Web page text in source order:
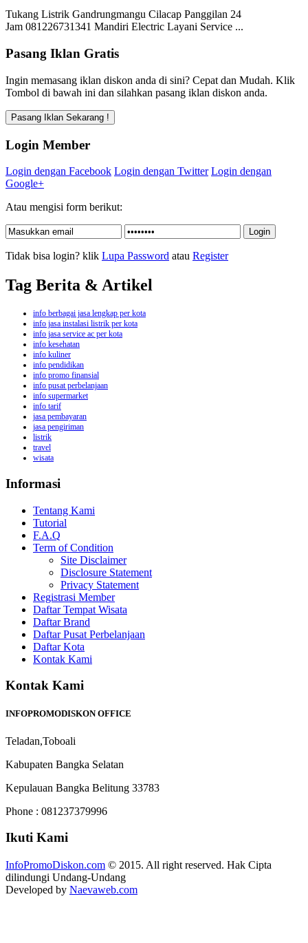
Tukang Listrik Gandrungmangu Cilacap Panggilan 24
Jam 081226731341 Mandiri Electric Layani Service ...
Pasang Iklan Gratis
Ingin memasang iklan diskon anda di sini? Cepat dan Mudah. Klik
Tombol di bawah ini dan silahkan pasang iklan diskon anda.
Login Member
Login dengan Facebook Login dengan Twitter Login dengan
Google+
Atau mengisi form berikut:
Tidak bisa login? klik Lupa Password atau Register
Tag Berita & Artikel
info berbagai jasa lengkap per kota
info jasa instalasi listrik per kota
info jasa service ac per kota
info kesehatan
info kuliner
info pendidikan
info promo finansial
info pusat perbelanjaan
info supermarket
info tarif
jasa pembayaran
jasa pengiriman
listrik
travel
wisata
Informasi
Tentang Kami
Tutorial
F.A.Q
Term of Condition
Site Disclaimer
Disclosure Statement
Privacy Statement
Registrasi Member
Daftar Tempat Wisata
Daftar Brand
Daftar Pusat Perbelanjaan
Daftar Kota
Kontak Kami
Kontak Kami
INFOPROMODISKON OFFICE
Teladan,Toboali
Kabupaten Bangka Selatan
Kepulauan Bangka Belitung 33783
Phone : 081237379996
Ikuti Kami
InfoPromoDiskon.com © 2015. All right reserved. Hak Cipta
dilindungi Undang-Undang
Developed by Naevaweb.com